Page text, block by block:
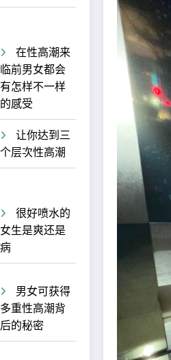
在性高潮来
临前男女都会
有怎样不一样
的感受
让你达到三
个层次性高潮
很好喷水的
女生是爽还是
病
男女可获得
多重性高潮背
后的秘密